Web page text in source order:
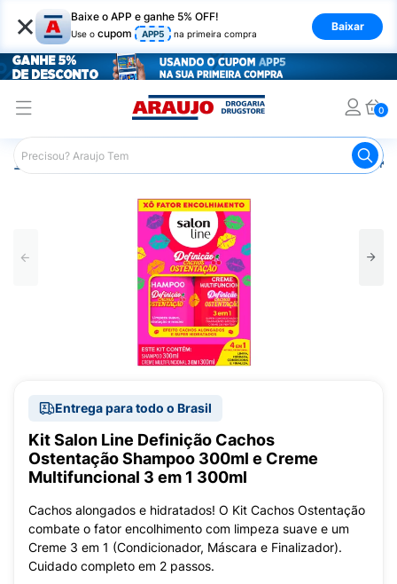
× Baixe o APP e ganhe 5% OFF!
Use o cupom APP5 na primeira compra
Baixar
0
Araujo Cabelo Cabelos Cacheados Kit
Entrega para todo o Brasil
Kit Salon Line Definição Cachos
Ostentação Shampoo 300ml e Creme
Multifuncional 3 em 1 300ml
Cachos alongados e hidratados! O Kit Cachos Ostentação
combate o fator encolhimento com limpeza suave e um
Creme 3 em 1 (Condicionador, Máscara e Finalizador).
Cuidado completo em 2 passos.